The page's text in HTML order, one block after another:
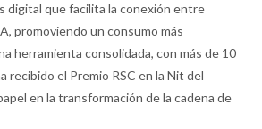
digital que facilita la conexión entre
promoviendo un consumo más
herramienta consolidada, con más de 10
el Premio RSC en la Nit del
en la transformación de la cadena de